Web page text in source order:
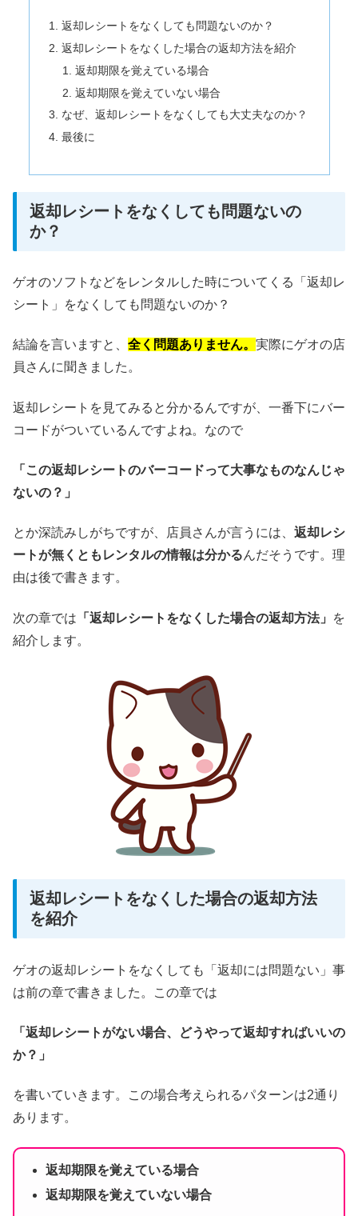
返却レシートをなくしても問題ないのか？
返却レシートをなくした場合の返却方法を紹介
返却期限を覚えている場合
返却期限を覚えていない場合
なぜ、返却レシートをなくしても大丈夫なのか？
最後に
返却レシートをなくしても問題ないの
か？
ゲオのソフトなどをレンタルした時についてくる「返却レ
シート」をなくしても問題ないのか？
結論を言いますと、 全く問題ありません。 実際にゲオの店
員さんに聞きました。
返却レシートを見てみると分かるんですが、一番下にバー
コードがついているんですよね。なので
「この返却レシートのバーコードって大事なものなんじゃ
ないの？」
とか深読みしがちですが、店員さんが言うには、 返却レシ
ートが無くともレンタルの情報は分かるんだそうです。理
由は後で書きます。
次の章では 「返却レシートをなくした場合の返却方法」
を
紹介します。
返却レシートをなくした場合の返却方法
を紹介
ゲオの返却レシートをなくしても「返却には問題ない」事
は前の章で書きました。この章では
「返却レシートがない場合、どうやって返却すればいいの
か？」
を書いていきます。この場合考えられるパターンは2通り
あります。
返却期限を覚えている場合
返却期限を覚えていない場合